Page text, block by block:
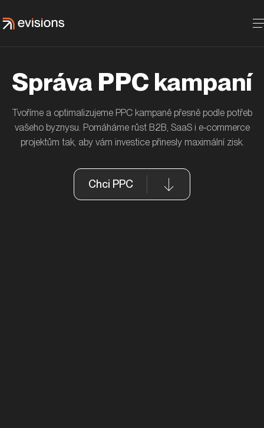
Správa PPC kampaní
Tvoříme a optimalizujeme PPC kampaně přesně podle potřeb
vašeho byznysu. Pomáháme růst B2B, SaaS i e‑commerce
projektům tak, aby vám investice přinesly maximální zisk.
Chci PPC
Za 9 měsíců zvýšení tržeb na téměř 150 % díky
PPC
Nefertitis
Odvaha a kreativita přinesla klientovi MASO-
PROFIT výsledky, hit na SoMe
Masoprofit.cz
MAN Truck & Bus CZ aneb když fanoušci na
Facebooku tvoří obsah
MAN Truck & Bus Czech Republic